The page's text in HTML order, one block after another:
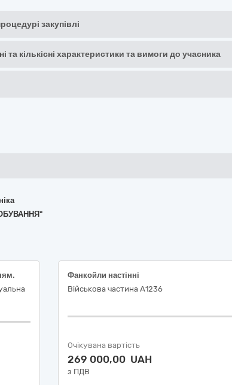
закупівлі
та кількісні характеристики та вимоги до учасника
Фанкойли настінні
Військова частина А1236
Очікувана вартість
269 000,00 UAH
з ПДВ